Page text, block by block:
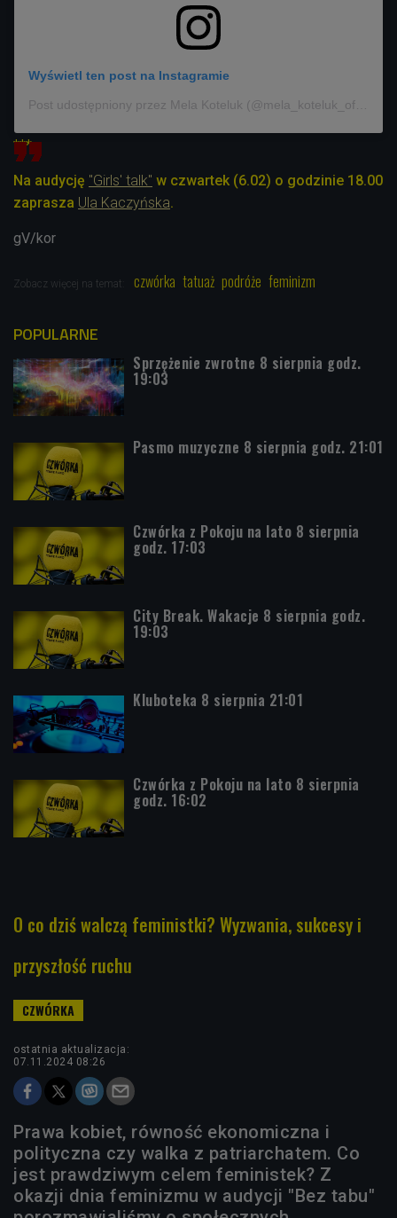
Wyświetl ten post na Instagramie
***
Na audycję "Girls' talk" w czwartek (6.02) o godzinie 18.00
zaprasza Ula Kaczyńska.
gV/kor
Zobacz więcej na temat: czwórka tatuaż podróże feminizm
POPULARNE
Sprzężenie zwrotne 8 sierpnia godz.
19:03
Pasmo muzyczne 8 sierpnia godz. 21:01
Czwórka z Pokoju na lato 8 sierpnia
godz. 17:03
City Break. Wakacje 8 sierpnia godz.
19:03
Kluboteka 8 sierpnia 21:01
Czwórka z Pokoju na lato 8 sierpnia
godz. 16:02
O co dziś walczą feministki? Wyzwania, sukcesy i
przyszłość ruchu
ostatnia aktualizacja:
07.11.2024 08:26
Prawa kobiet, równość ekonomiczna i
polityczna czy walka z patriarchatem. Co
jest prawdziwym celem feministek? Z
okazji dnia feminizmu w audycji "Bez tabu"